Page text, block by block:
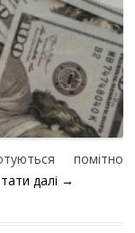
помітно
далі →